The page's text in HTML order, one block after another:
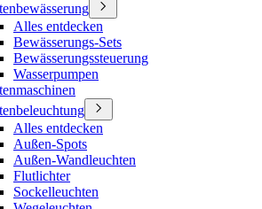
Alles entdecken
Bewässerungs-Sets
Bewässerungssteuerung
Wasserpumpen
Alles entdecken
Außen-Spots
Außen-Wandleuchten
Flutlichter
Sockelleuchten